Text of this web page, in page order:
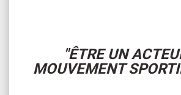
"ÊTRE UN
MOUVEMENT